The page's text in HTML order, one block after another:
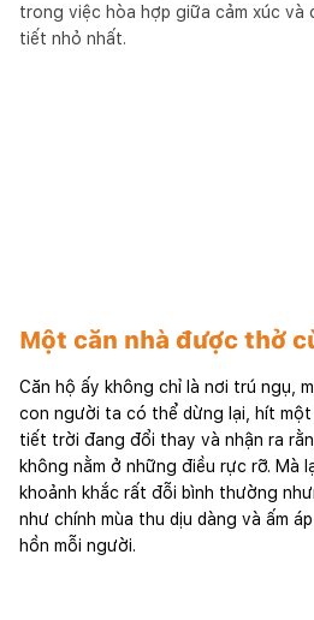
trong việc hòa hợp giữa cảm xúc và
tiết nhỏ nhất.
Một căn nhà được thở
Căn hộ ấy không chỉ là nơi trú ngụ,
con người ta có thể dừng lại, hít một
tiết trời đang đổi thay và nhận ra
không nằm ở những điều rực rỡ. Mà
khoảnh khắc rất đỗi bình thường
như chính mùa thu dịu dàng và ấm
hồn mỗi người.